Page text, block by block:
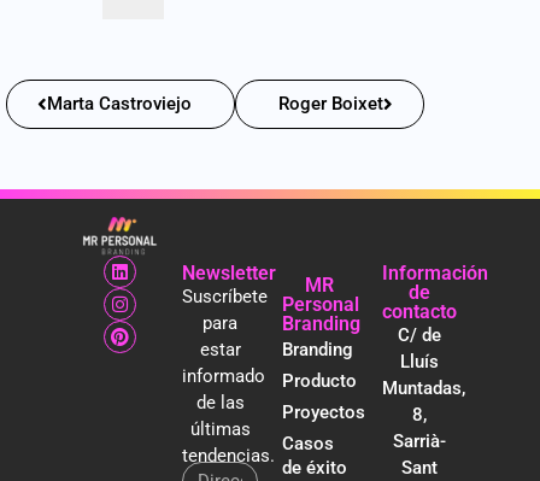
Marta Castroviejo Roger Boixet
Newsletter
Suscríbete
para
estar
informado
de las
últimas
tendencias.
MR
Personal
Branding
Branding
Producto
Proyectos
Casos
de éxito
Información
de
contacto
C/ de
Lluís
Muntadas,
8,
Sarrià-
Sant